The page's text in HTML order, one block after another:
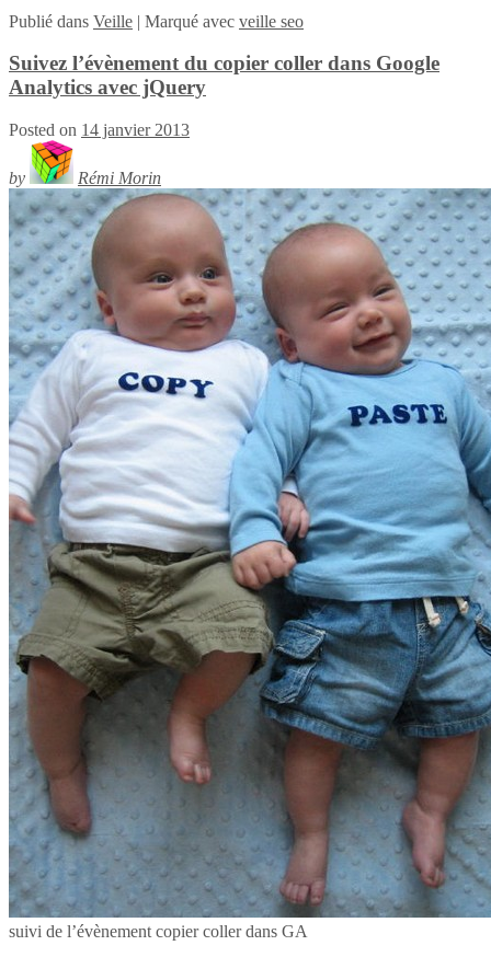
Publié dans Veille | Marqué avec veille seo
Suivez l’évènement du copier coller dans Google
Analytics avec jQuery
Posted on 14 janvier 2013
by Rémi Morin
suivi de l’évènement copier coller dans GA